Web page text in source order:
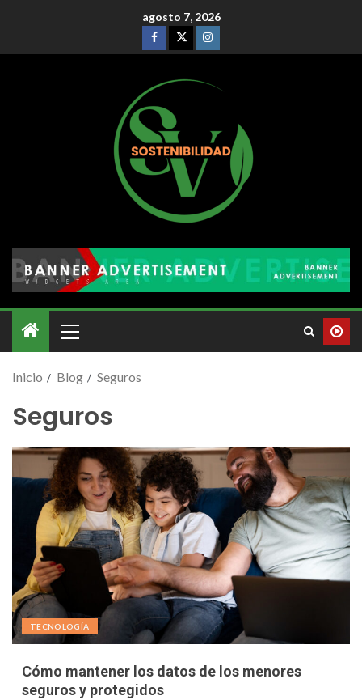
agosto 7, 2026
Inicio Blog Seguros
Seguros
TECNOLOGÍA
Cómo mantener los datos de los menores
seguros y protegidos